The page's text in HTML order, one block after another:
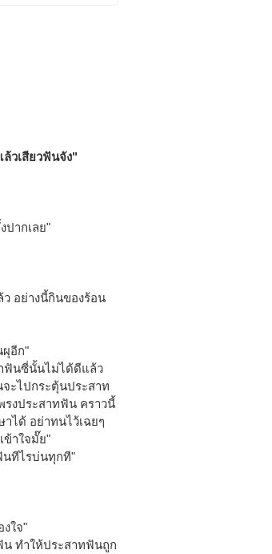
ล้วเสียวฟันจัง"
ปากเลย"
อย่างนี้กินของร้อน
ผุอีก"
ฟันซี่นั้นไม่ได้ดีแล้ว
ะไปกระตุ้นประสาท
รงประสาทฟัน คราวนี้
ได้ อย่าทนไว้เฉยๆ
ข้าใจมั๊ย"
นทีไรบ่นทุกที"
ใจ"
น ทำให้ประสาทฟันถูก